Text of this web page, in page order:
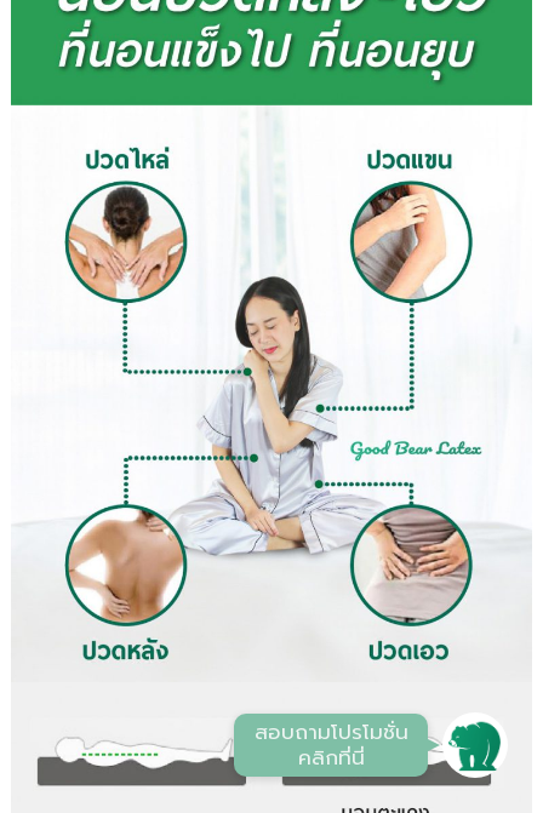
โปรโมชั่น พิเศษ
รีวิวจากลูกค้า
สอบถามโปรโมชั่น
คลิกที่นี่